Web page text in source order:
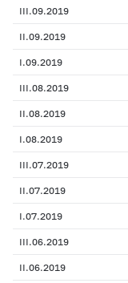
III.09.2019
II.09.2019
I.09.2019
III.08.2019
II.08.2019
I.08.2019
III.07.2019
II.07.2019
I.07.2019
III.06.2019
II.06.2019